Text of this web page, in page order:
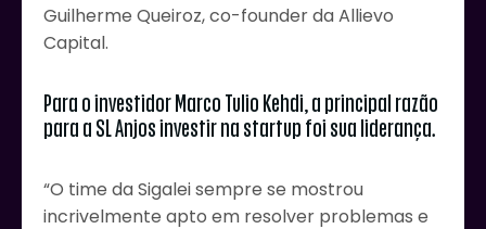
Guilherme Queiroz, co-founder da Allievo
Capital.
Para o investidor Marco Tulio Kehdi, a principal razão
para a SL Anjos investir na startup foi sua liderança.
“O time da Sigalei sempre se mostrou
incrivelmente apto em resolver problemas e